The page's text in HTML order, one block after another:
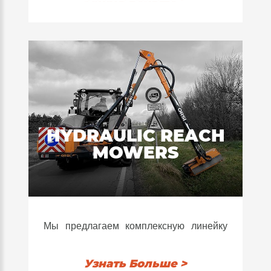
из бористой стали; профессиональные
ролики со сменной центральной частью
и конические роликоподшипники.
and uniform cut even in the presence of
tall grass or difficult vegetation or in
harvest residues.
Perfect for professional use, these
machines combine operational efficiency
and ease of use.
HYDRAULIC REACH
MOWERS
Мы предлагаем комплексную линейку
включающую в себя как небольшие
Узнать Больше >